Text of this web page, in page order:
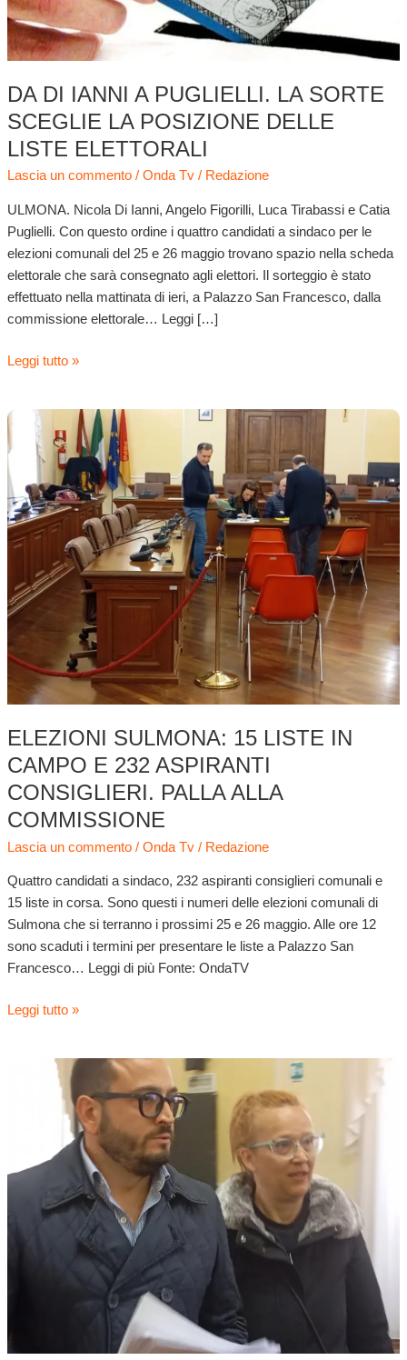
DA DI IANNI A PUGLIELLI. LA SORTE
SCEGLIE LA POSIZIONE DELLE
LISTE ELETTORALI
Lascia un commento / Onda Tv/ Redazione
ULMONA. Nicola Di Ianni, Angelo Figorilli, Luca Tirabassi e Catia
Puglielli. Con questo ordine i quattro candidati a sindaco per le
elezioni comunali del 25 e 26 maggio trovano spazio nella scheda
elettorale che sarà consegnato agli elettori. Il sorteggio è stato
effettuato nella mattinata di ieri, a Palazzo San Francesco, dalla
commissione elettorale… Leggi […]
la
posizione
liste
elettorali
Leggi tutto »
ELEZIONI SULMONA: 15 LISTE IN
CAMPO E 232 ASPIRANTI
CONSIGLIERI. PALLA ALLA
COMMISSIONE
Lascia un commento / Onda Tv/ Redazione
Quattro candidati a sindaco, 232 aspiranti consiglieri comunali e
15 liste in corsa. Sono questi i numeri delle elezioni comunali di
Sulmona che si terranno i prossimi 25 e 26 maggio. Alle ore 12
sono scaduti i termini per presentare le liste a Palazzo San
Francesco… Leggi di più Fonte: OndaTV
Elezioni
Sulmona:
15
liste
in
campo
aspiranti
consiglieri.
Palla
alla
commissione
Leggi tutto »
tre.
candidati
Puglielli